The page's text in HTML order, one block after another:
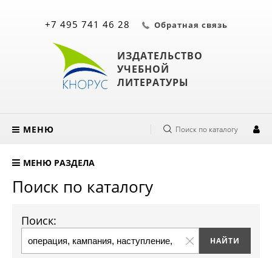
ИЗДАТЕЛЬСТВО
УЧЕБНОЙ
ЛИТЕРАТУРЫ
+7 495 741 46 28 Обратная связь
МЕНЮ Поиск по каталогу
МЕНЮ РАЗДЕЛА
Поиск по каталогу
Поиск: